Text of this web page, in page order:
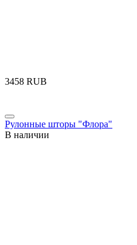
‍3458‍ RUB
Рулонные шторы "Флора"
В наличии